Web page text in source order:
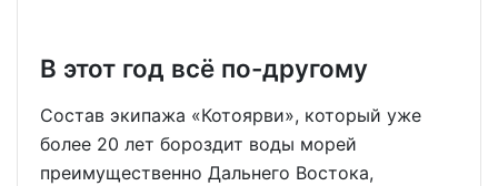
В этот год всё по-другому
Состав экипажа «Котоярви», который уже
более 20 лет бороздит воды морей
преимущественно Дальнего Востока,